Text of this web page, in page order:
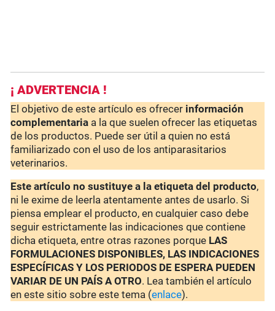
¡ ADVERTENCIA !
El objetivo de este artículo es ofrecer información
complementaria a la que suelen ofrecer las etiquetas
de los productos. Puede ser útil a quien no está
familiarizado con el uso de los antiparasitarios
veterinarios.
Este artículo no sustituye a la etiqueta del producto,
ni le exime de leerla atentamente antes de usarlo. Si
piensa emplear el producto, en cualquier caso debe
seguir estrictamente las indicaciones que contiene
dicha etiqueta, entre otras razones porque LAS
FORMULACIONES DISPONIBLES, LAS INDICACIONES
ESPECÍFICAS Y LOS PERIODOS DE ESPERA PUEDEN
VARIAR DE UN PAÍS A OTRO. Lea también el artículo
en este sitio sobre este tema (enlace).